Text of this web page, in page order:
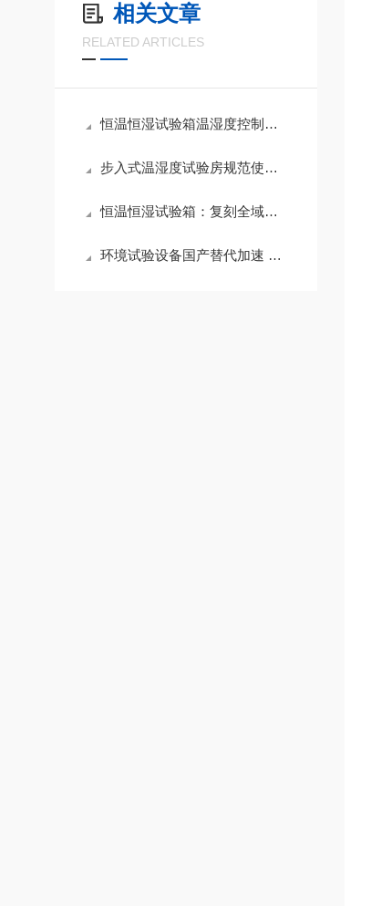
相关文章
RELATED ARTICLES
恒温恒湿试验箱温湿度控制精度如何保障？选型三要素与夏季运维要点
步入式温湿度试验房规范使用指南
恒温恒湿试验箱：复刻全域气候，验证产品环境耐受底线
环境试验设备国产替代加速 本土品牌迎来发展机遇